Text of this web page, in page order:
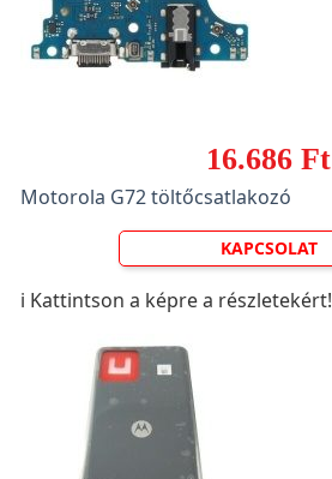
16.686 Ft
Motorola G72 töltőcsatlakozó
KAPCSOLAT
ℹ️ Kattintson a képre a részletekért!